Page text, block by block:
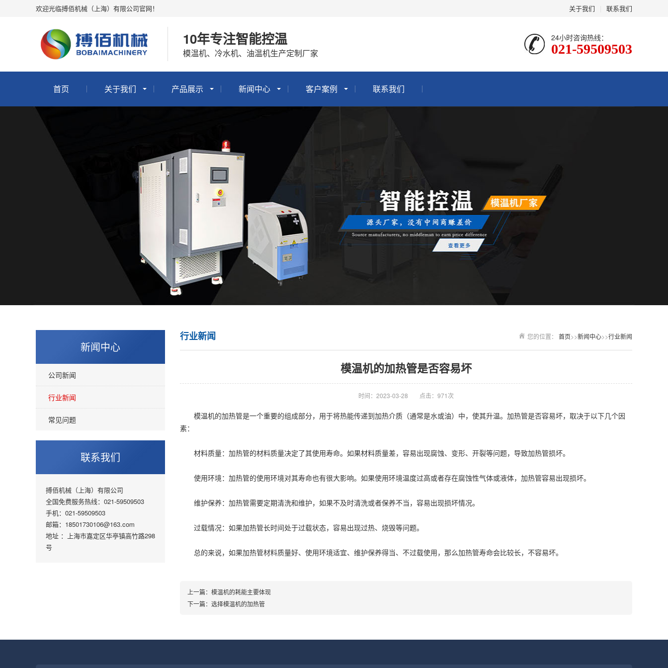
关于我们 联系我们
欢迎光临搏佰机械（上海）有限公司官网！
10年专注智能控温
模温机、冷水机、油温机生产定制厂家
24小时咨询热线：
021-59509503
首页 关于我们 产品展示 新闻中心 客户案例 联系我们
新闻中心
公司新闻
行业新闻
常见问题
联系我们
搏佰机械（上海）有限公司
全国免费服务热线：021-59509503
手机：021-59509503
邮箱：18501730106@163.com
地址 ：上海市嘉定区华亭镇高竹路298
号
您的位置： 首页>>新闻中心>>行业新闻
行业新闻
模温机的加热管是否容易坏
时间：2023-03-28 点击：971次
模温机的加热管是一个重要的组成部分，用于将热能传递到加热介质（通常是水或油）中，使其升温。加热管是否容易坏，取决于以下几个因
素：
材料质量：加热管的材料质量决定了其使用寿命。如果材料质量差，容易出现腐蚀、变形、开裂等问题，导致加热管损坏。
使用环境：加热管的使用环境对其寿命也有很大影响。如果使用环境温度过高或者存在腐蚀性气体或液体，加热管容易出现损坏。
维护保养：加热管需要定期清洗和维护，如果不及时清洗或者保养不当，容易出现损坏情况。
过载情况：如果加热管长时间处于过载状态，容易出现过热、烧毁等问题。
总的来说，如果加热管材料质量好、使用环境适宜、维护保养得当、不过载使用，那么加热管寿命会比较长，不容易坏。
上一篇： 模温机的耗能主要体现
下一篇： 选择模温机的加热管